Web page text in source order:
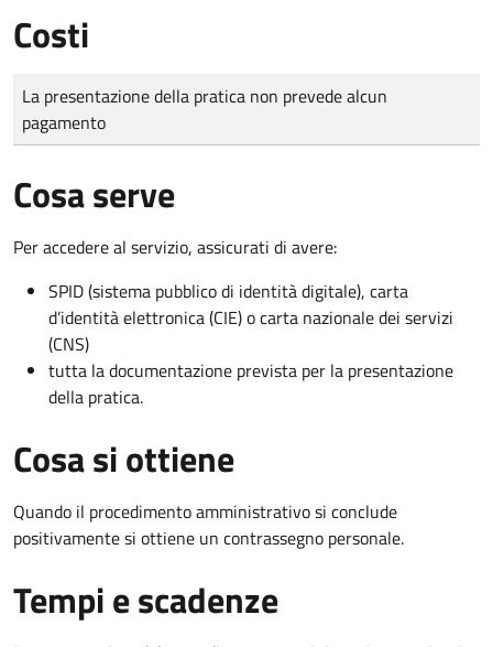
Costi
Tipo di pagamento
Importo
La presentazione della pratica non prevede alcun
pagamento
Cosa serve
Per accedere al servizio, assicurati di avere:
SPID (sistema pubblico di identità digitale), carta
d’identità elettronica (CIE) o carta nazionale dei servizi
(CNS)
tutta la documentazione prevista per la presentazione
della pratica.
Cosa si ottiene
Quando il procedimento amministrativo si conclude
positivamente si ottiene un contrassegno personale.
Tempi e scadenze